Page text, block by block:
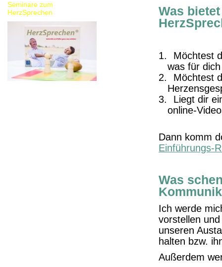
Seminare zum
HerzSprechen
Was
Möchtest
was für
Möchtest
Liegt dir
online-
Dann komm
Einführungs-
Was
Ich werde
vorstellen
unseren
halten bzw.
Außerdem